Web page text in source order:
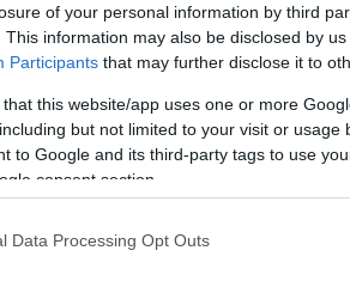
of your personal information by third
This information may also be disclosed by
Participants that may further disclose it to
that this website/app uses one or more
but not limited to your visit or usage
to Google and its third-party tags to use
consent section.
Data Processing Opt Outs